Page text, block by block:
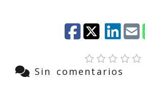
Sin comentarios